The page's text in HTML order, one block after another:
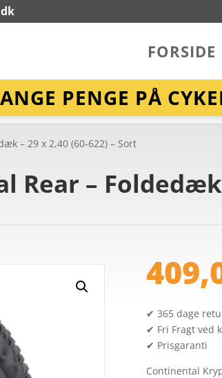
FORSIDE
PENGE PÅ
– 29 x 2,40 (60-622) – Sort
– Foldedæk
✔ 365 dage
✔ Fri Fragt ved
✔ Prisgaranti
Continental